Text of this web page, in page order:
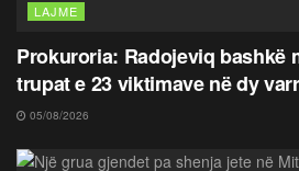
LAJME
Prokuroria: Radojeviq bashkë
trupat e 23 viktimave në dy
05/08/2026